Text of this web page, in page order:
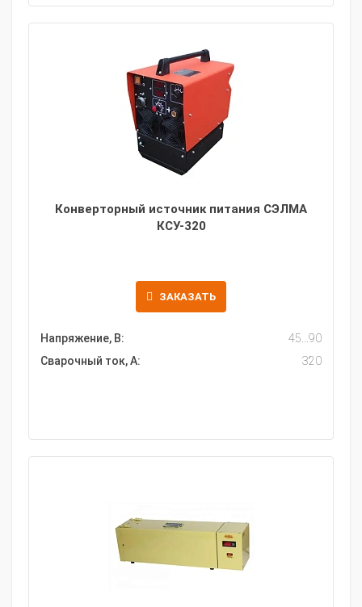
Конверторный источник питания СЭЛМА
КСУ-320
ЗАКАЗАТЬ
Напряжение, В:
45...90
Сварочный ток, А:
320